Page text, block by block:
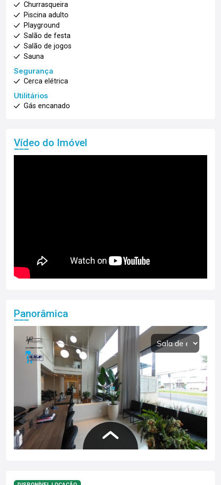
Churrasqueira
Piscina adulto
Playground
Salão de festa
Salão de jogos
Sauna
Segurança
Cerca elétrica
Utilitários
Gás encanado
Vídeo do Imóvel
Panorâmica